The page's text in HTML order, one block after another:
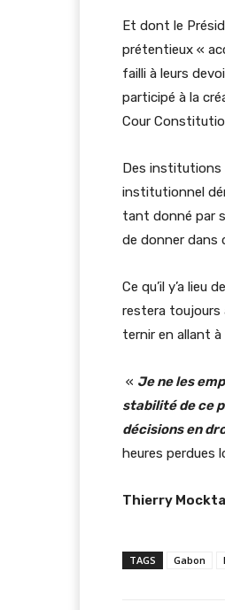
Et dont le
prétentieux «
failli à leurs
participé à la
Cour
Des institutions
institutionnel
tant donné par
de donner
Ce qu’il y’a
restera toujours
ternir en allant
« Je ne les
stabilité de ce
décisions en
heures perdues
Thierry
TAGS Gabon